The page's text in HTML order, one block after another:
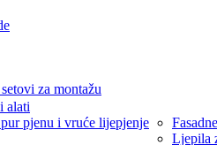
za montažu
alati
pjenu i vruće lijepjenje
Ljepila